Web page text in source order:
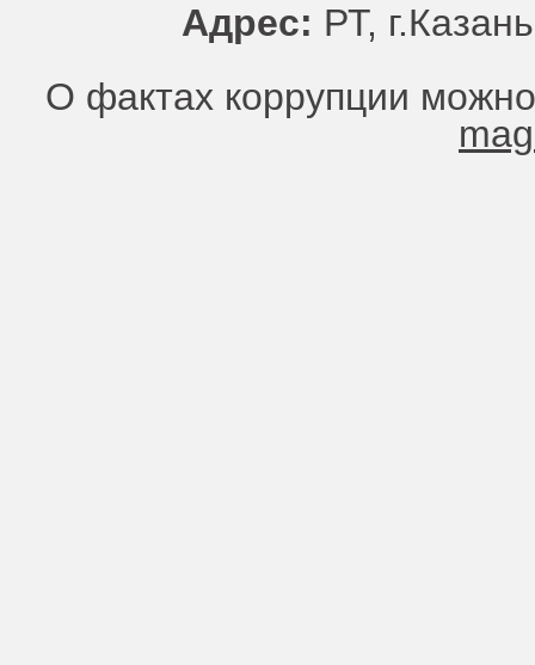
Адрес: РТ,
О фактах коррупции